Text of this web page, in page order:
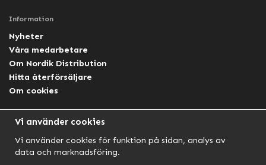
Information
Nyheter
Våra medarbetare
Om Nordik Distribution
Hitta återförsäljare
Om cookies
Facebook Lightforce Sweden
Vi använder cookies
Vi använder cookies för funktion på sidan, analys av
data och marknadsföring.